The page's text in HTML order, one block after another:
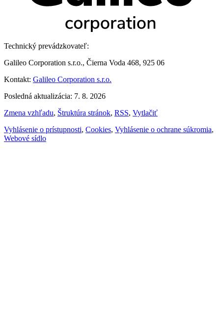
Technický prevádzkovateľ:
Galileo Corporation s.r.o., Čierna Voda 468, 925 06
Kontakt: Galileo Corporation s.r.o.
Posledná aktualizácia: 7. 8. 2026
Zmena vzhľadu, Štruktúra stránok, RSS, Vytlačiť
Vyhlásenie o prístupnosti, Cookies, Vyhlásenie o ochrane súkromia,
Webové sídlo